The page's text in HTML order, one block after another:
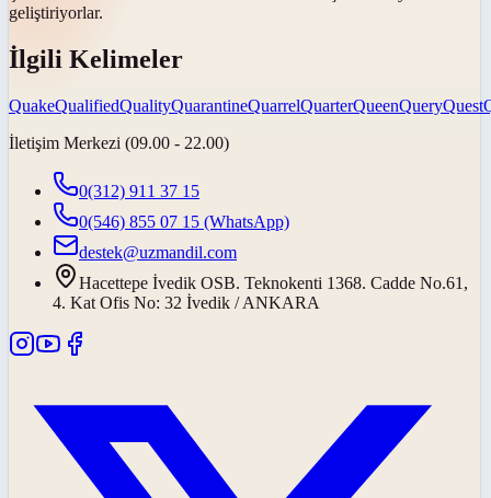
geliştiriyorlar.
İlgili Kelimeler
QuakeQualifiedQualityQuarantineQuarrelQuarterQueenQueryQuest
İletişim Merkezi (09.00 - 22.00)
0(312) 911 37 15
0(546) 855 07 15 (WhatsApp)
destek@uzmandil.com
Hacettepe İvedik OSB. Teknokenti 1368. Cadde No.61,
4. Kat Ofis No: 32 İvedik / ANKARA